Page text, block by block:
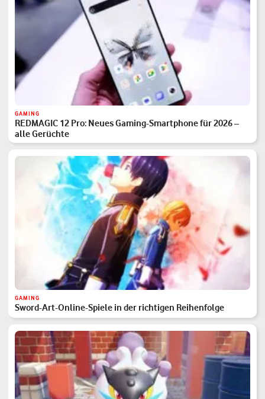
GAMING
REDMAGIC 12 Pro: Neues Gaming-Smartphone für 2026 –
alle Gerüchte
GAMING
Sword-Art-Online-Spiele in der richtigen Reihenfolge